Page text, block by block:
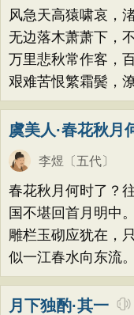
风急天高猿啸哀，
无边落木萧萧下，
万里悲秋常作客，
艰难苦恨繁霜鬓，
虞美人·春花秋月
李煜 〔五代〕
春花秋月何时了？
国不堪回首月明中。
雕栏玉砌应犹在，
似一江春水向东流
月下独酌·其一